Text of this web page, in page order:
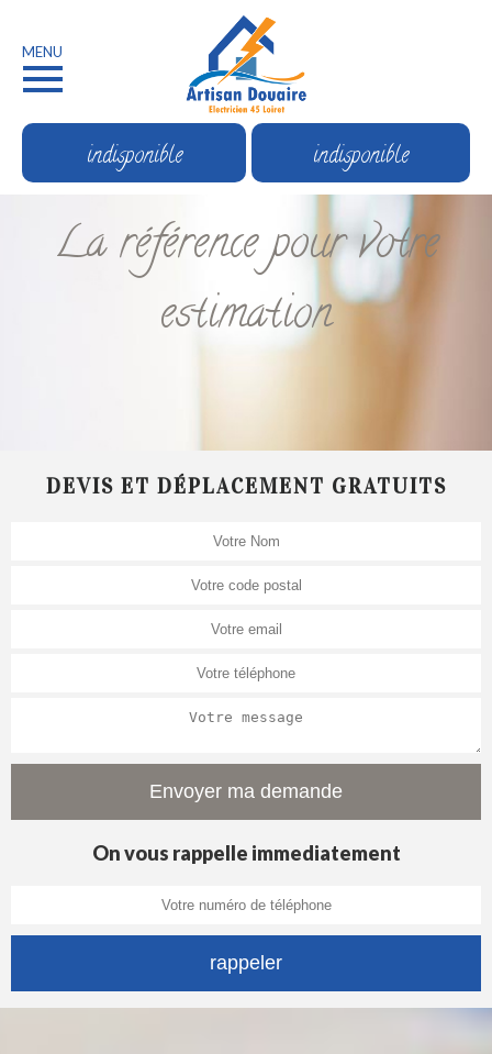
MENU
indisponible indisponible
La référence pour votre
estimation
DEVIS ET DÉPLACEMENT GRATUITS
On vous rappelle immediatement